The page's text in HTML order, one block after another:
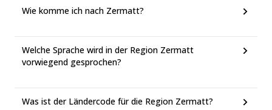
Wie komme ich nach Zermatt?
Welche Sprache wird in der Region Zermatt
vorwiegend gesprochen?
Was ist der Ländercode für die Region Zermatt?